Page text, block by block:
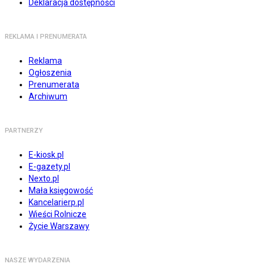
Deklaracja dostępności
REKLAMA I PRENUMERATA
Reklama
Ogłoszenia
Prenumerata
Archiwum
PARTNERZY
E-kiosk.pl
E-gazety.pl
Nexto.pl
Mała księgowość
Kancelarierp.pl
Wieści Rolnicze
Życie Warszawy
NASZE WYDARZENIA